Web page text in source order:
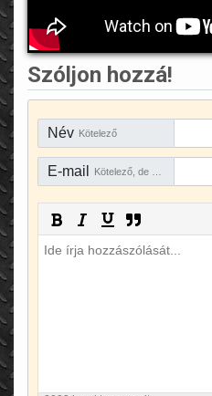
Szóljon hozzá!
Név Kötelező
E-mail